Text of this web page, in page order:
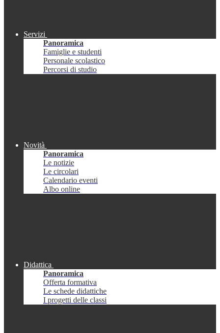
Servizi
Panoramica
Famiglie e studenti
Personale scolastico
Percorsi di studio
Novità
Panoramica
Le notizie
Le circolari
Calendario eventi
Albo online
Didattica
Panoramica
Offerta formativa
Le schede didattiche
I progetti delle classi